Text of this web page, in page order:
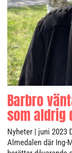
Barbro
som aldrig
Nyheter | juni 2023
Almedalen där Ing-